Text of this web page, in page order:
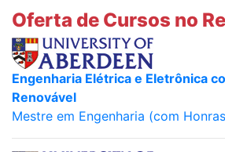
Oferta de Cursos no
Engenharia Elétrica e Eletrônica
Renovável
Mestre em Engenharia (com